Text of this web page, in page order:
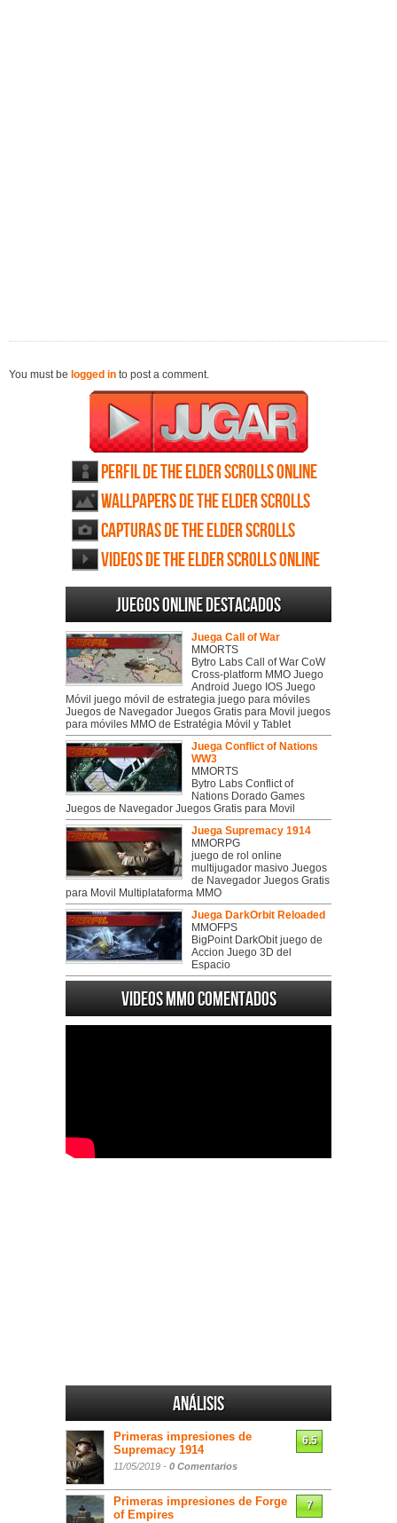
You must be logged in to post a comment.
Perfil de The Elder Scrolls Online
Wallpapers de The Elder Scrolls
Online
Capturas de The Elder Scrolls
Online
Videos de The Elder Scrolls Online
Juegos online destacados
Juega Call of War
MMORTS
Bytro Labs Call of War CoW
Cross-platform MMO Juego
Android Juego IOS Juego
Móvil juego móvil de estrategia juego para móviles
Juegos de Navegador Juegos Gratis para Movil juegos
para móviles MMO de Estratégia Móvil y Tablet
Juega Conflict of Nations
WW3
MMORTS
Bytro Labs Conflict of
Nations Dorado Games
Juegos de Navegador Juegos Gratis para Movil
Juega Supremacy 1914
MMORPG
juego de rol online
multijugador masivo Juegos
de Navegador Juegos Gratis
para Movil Multiplataforma MMO
Juega DarkOrbit Reloaded
MMOFPS
BigPoint DarkObit juego de
Accion Juego 3D del
Espacio
Videos MMO Comentados
Análisis
Primeras impresiones de
Supremacy 1914
11/05/2019 - 0 Comentarios
6.5
Primeras impresiones de Forge
of Empires
7